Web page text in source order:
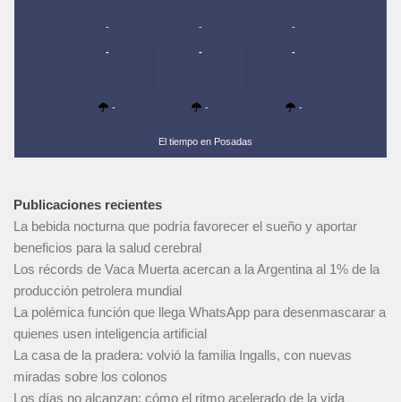
-
-
-
-
-
-
-
-
-
El tiempo en Posadas
Publicaciones recientes
La bebida nocturna que podría favorecer el sueño y aportar
beneficios para la salud cerebral
Los récords de Vaca Muerta acercan a la Argentina al 1% de la
producción petrolera mundial
La polémica función que llega WhatsApp para desenmascarar a
quienes usen inteligencia artificial
La casa de la pradera: volvió la familia Ingalls, con nuevas
miradas sobre los colonos
Los días no alcanzan: cómo el ritmo acelerado de la vida